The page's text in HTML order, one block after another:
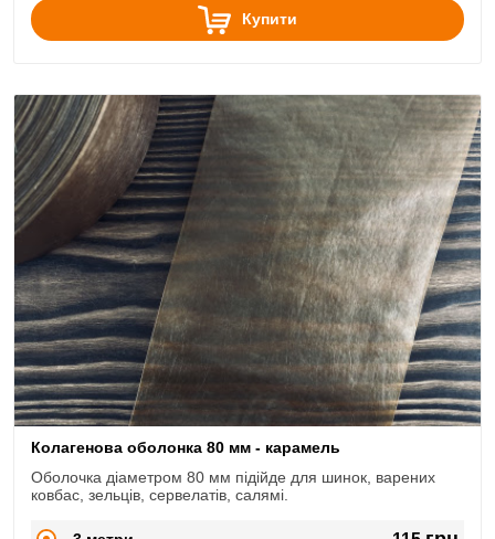
Купити
Колагенова оболонка 80 мм - карамель
Оболочка діаметром 80 мм підійде для шинок, варених
ковбас, зельців, сервелатів, салямі.